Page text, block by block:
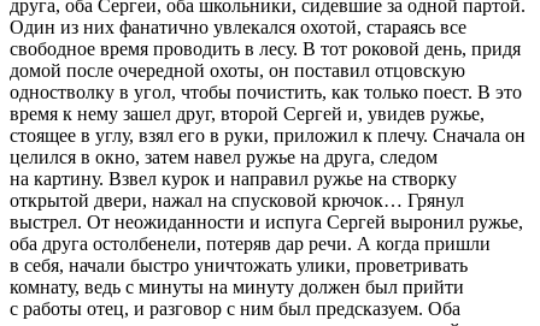
друга, оба Сергеи, оба школьники, сидевшие за одной партой.
Один из них фанатично увлекался охотой, стараясь все
свободное время проводить в лесу. В тот роковой день, придя
домой после очередной охоты, он поставил отцовскую
одностволку в угол, чтобы почистить, как только поест. В это
время к нему зашел друг, второй Сергей и, увидев ружье,
стоящее в углу, взял его в руки, приложил к плечу. Сначала он
целился в окно, затем навел ружье на друга, следом
на картину. Взвел курок и направил ружье на створку
открытой двери, нажал на спусковой крючок… Грянул
выстрел. От неожиданности и испуга Сергей выронил ружье,
оба друга остолбенели, потеряв дар речи. А когда пришли
в себя, начали быстро уничтожать улики, проветривать
комнату, ведь с минуты на минуту должен был прийти
с работы отец, и разговор с ним был предсказуем. Оба